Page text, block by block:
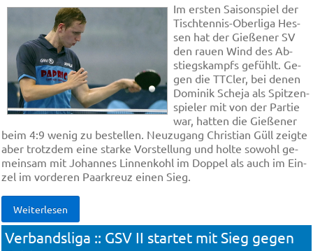
Im er­sten Sai­son­spiel der
Tisch­ten­nis-Ober­li­ga Hes­
sen hat der Gie­ße­ner SV
den rau­en Wind des Ab­
stiegs­kampfs ge­fühlt. Ge­
gen die TTCler, bei de­nen
Do­mi­nik Sche­ja als Spit­zen­
spie­ler mit von der Par­tie
war, hat­ten die Gie­ße­ner
beim 4:9 we­nig zu be­stel­len. Neu­zu­gang Chris­ti­an Güll zeig­te
aber trotz­dem ei­ne star­ke Vor­stel­lung und hol­te so­wohl ge­
mein­sam mit Jo­han­nes Lin­nen­kohl im Dop­pel als auch im Ein­
zel im vor­de­ren Paar­kreuz ei­nen Sieg.
Weiterlesen
Verbandsliga :: GSV II startet mit Sieg gegen